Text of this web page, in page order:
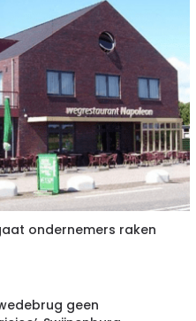
ondernemers raken
geen